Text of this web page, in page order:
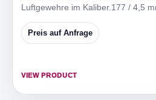
Luftgewehre im Kaliber.177 / 4,5
Preis auf Anfrage
VIEW PRODUCT